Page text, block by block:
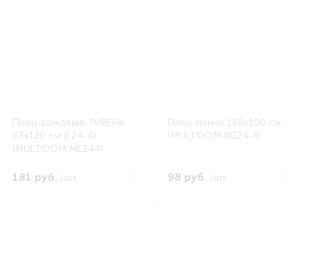
Плащ-дождевик ЛИВЕНЬ
63х120 см (L24-4)
(MULTIDOM ML244)
181 руб. /шт
Плащ-пончо 130x100 см
(MULTIDOM BD24-8)
98 руб. /шт